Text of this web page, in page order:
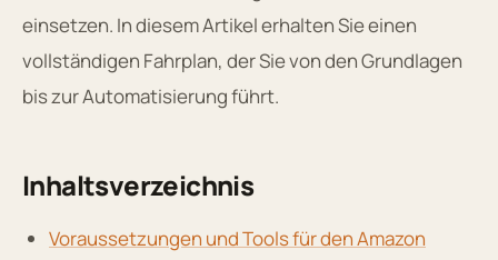
einsetzen. In diesem Artikel erhalten Sie einen
vollständigen Fahrplan, der Sie von den Grundlagen
bis zur Automatisierung führt.
Inhaltsverzeichnis
Voraussetzungen und Tools für den Amazon